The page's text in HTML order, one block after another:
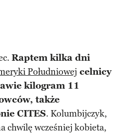
Raptem kilka dni
Południowej celnicy
kilogram 11
także
CITES. Kolumbijczyk,
chwilę wcześniej kobieta,